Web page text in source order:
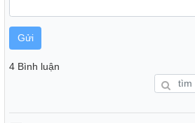
cùng lúc hơn 10 tab trên Google
Gửi
4 Bình luận